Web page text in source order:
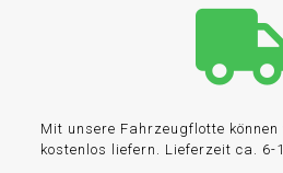
Mit unsere Fahrzeugflotte
kostenlos liefern. Lieferzeit ca. 6-